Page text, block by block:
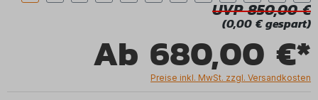
Ab 680,00 €*
UVP 850,00
(0,00 € gespart)
Preise inkl. MwSt. zzgl. Versandkosten